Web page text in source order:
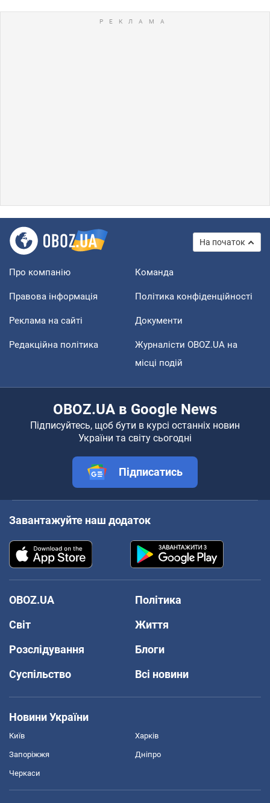
На початок
Про компанію Команда
Правова інформація Політика конфіденційності
Реклама на сайті Документи
Редакційна політика
Журналісти OBOZ.UA на
місці подій
OBOZ.UA в Google News
Підписуйтесь, щоб бути в курсі останніх новин
України та світу сьогодні
Підписатись
Завантажуйте наш додаток
OBOZ.UA
Політика
Світ
Життя
Розслідування
Блоги
Суспільство
Всі новини
Новини України
Київ Харків
Запоріжжя Дніпро
Черкаси